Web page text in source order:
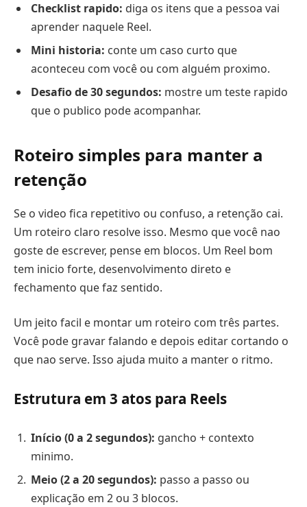
Checklist rapido: diga os itens que a pessoa vai
aprender naquele Reel.
Mini historia: conte um caso curto que
aconteceu com você ou com alguém proximo.
Desafio de 30 segundos: mostre um teste rapido
que o publico pode acompanhar.
Roteiro simples para manter a
retenção
Se o video fica repetitivo ou confuso, a retenção cai.
Um roteiro claro resolve isso. Mesmo que você nao
goste de escrever, pense em blocos. Um Reel bom
tem inicio forte, desenvolvimento direto e
fechamento que faz sentido.
Um jeito facil e montar um roteiro com três partes.
Você pode gravar falando e depois editar cortando o
que nao serve. Isso ajuda muito a manter o ritmo.
Estrutura em 3 atos para Reels
Início (0 a 2 segundos): gancho + contexto
minimo.
Meio (2 a 20 segundos): passo a passo ou
explicação em 2 ou 3 blocos.